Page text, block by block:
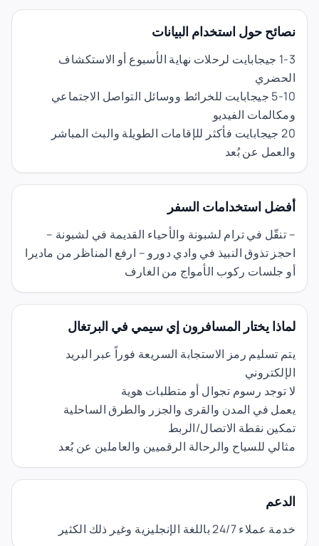
نصائح حول استخدام البيانات
1-3 جيجابايت لرحلات نهاية الأسبوع أو الاستكشاف
الحضري
5-10 جيجابايت للخرائط ووسائل التواصل الاجتماعي
ومكالمات الفيديو
20 جيجابايت فأكثر للإقامات الطويلة والبث المباشر
والعمل عن بُعد
أفضل استخدامات السفر
– تنقّل في ترام لشبونة والأحياء القديمة في لشبونة –
احجز تذوق النبيذ في وادي دورو – ارفع المناظر من ماديرا
أو جلسات ركوب الأمواج من الغارف
لماذا يختار المسافرون إي سيمي في البرتغال
يتم تسليم رمز الاستجابة السريعة فوراً عبر البريد
الإلكتروني
لا توجد رسوم تجوال أو متطلبات هوية
يعمل في المدن والقرى والجزر والطرق الساحلية
تمكين نقطة الاتصال/الربط
مثالي للسياح والرحالة الرقميين والعاملين عن بُعد
الدعم
خدمة عملاء 24/7 باللغة الإنجليزية وغير ذلك الكثير